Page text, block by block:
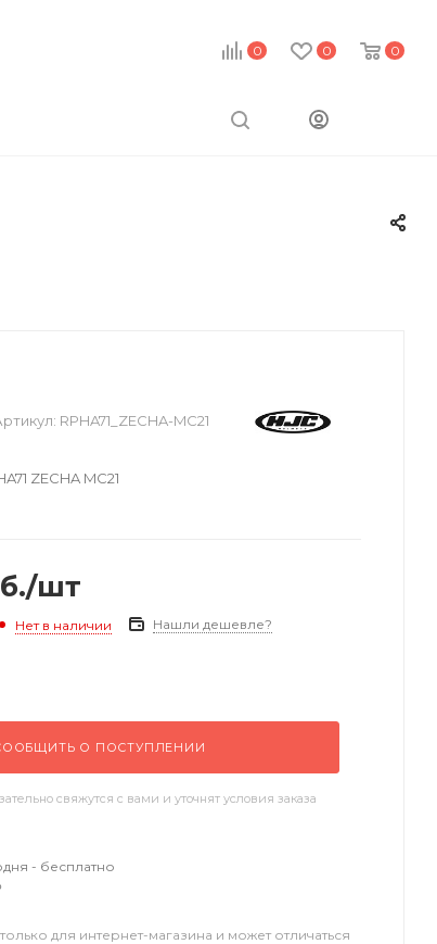
0 0 0
RPHA71_ZECHA-MC21
ZECHA MC21
/шт
Нет в наличии Нашли дешевле?
О ПОСТУПЛЕНИИ
свяжутся с вами и уточнят условия заказа
- бесплатно
для интернет-магазина и может отличаться